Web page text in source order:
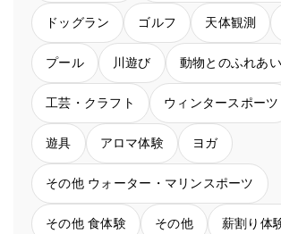
ドッグラン ゴルフ 天体観測
プール 川遊び 動物とのふれあい
工芸・クラフト ウィンタースポーツ
遊具 アロマ体験 ヨガ
その他 ウォーター・マリンスポーツ
その他 食体験 その他 薪割り体